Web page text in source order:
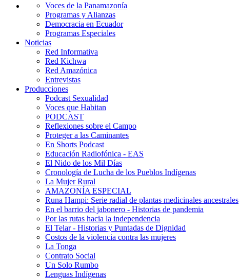
Voces de la Panamazonía
Programas y Alianzas
Democracia en Ecuador
Programas Especiales
Noticias
Red Informativa
Red Kichwa
Red Amazónica
Entrevistas
Producciones
Podcast Sexualidad
Voces que Habitan
PODCAST
Reflexiones sobre el Campo
Proteger a las Caminantes
En Shorts Podcast
Educación Radiofónica - EAS
El Nido de los Mil Días
Cronología de Lucha de los Pueblos Indígenas
La Mujer Rural
AMAZONÍA ESPECIAL
Runa Hampi: Serie radial de plantas medicinales ancestrales
En el barrio del jabonero - Historias de pandemia
Por las rutas hacia la independencia
El Telar - Historias y Puntadas de Dignidad
Costos de la violencia contra las mujeres
La Tonga
Contrato Social
Un Solo Rumbo
Lenguas Indígenas